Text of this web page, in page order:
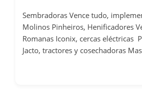
Sembradoras Vence tudo,
Molinos Pinheiros, Henificadores
Romanas Iconix, cercas eléctricas
Jacto, tractores y cosechadoras